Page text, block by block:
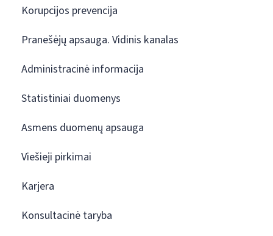
Korupcijos prevencija
Pranešėjų apsauga. Vidinis kanalas
Administracinė informacija
Statistiniai duomenys
Asmens duomenų apsauga
Viešieji pirkimai
Karjera
Konsultacinė taryba